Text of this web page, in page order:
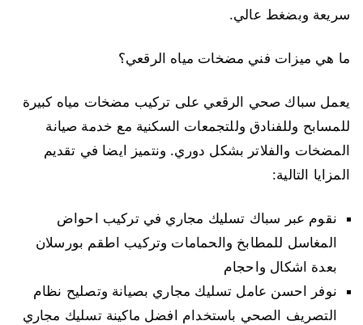
سريعة وبضغط عالي.
ما هي ميزات فني مضخات مياه الرقعي؟
يعمل سباك صحي الرقعي على تركيب مضخات مياه كبيرة
للمسابح وللفنادق وللتجمعات السكنية مع خدمة صيانة
المضخات والفلاتر بشكل دوري. ونتميز ايضا في تقديم
المزايا التالية:
نقوم عبر سباك تسليك مجاري في تركيب احواض
المغاسل للمطابخ والحمامات وتركيب اطقم بورسلان
بعدة اشكال واحجام
نوفر احسن عامل تسليك مجاري بصيانة وتصليح نظام
التصريف الصحي باستخدام افضل ماكينة تسليك مجاري